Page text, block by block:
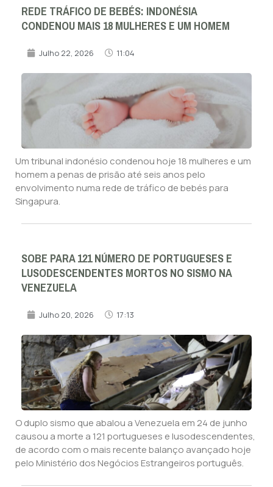
REDE TRÁFICO DE BEBÉS: INDONÉSIA
CONDENOU MAIS 18 MULHERES E UM HOMEM
Julho 22, 2026 11:04
Um tribunal indonésio condenou hoje 18 mulheres e um
homem a penas de prisão até seis anos pelo
envolvimento numa rede de tráfico de bebés para
Singapura.
SOBE PARA 121 NÚMERO DE PORTUGUESES E
LUSODESCENDENTES MORTOS NO SISMO NA
VENEZUELA
Julho 20, 2026 17:13
O duplo sismo que abalou a Venezuela em 24 de junho
causou a morte a 121 portugueses e lusodescendentes,
de acordo com o mais recente balanço avançado hoje
pelo Ministério dos Negócios Estrangeiros português.